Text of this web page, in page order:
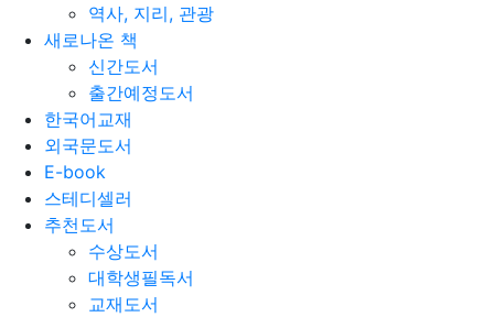
역사, 지리, 관광
새로나온 책
신간도서
출간예정도서
한국어교재
외국문도서
E-book
스테디셀러
추천도서
수상도서
대학생필독서
교재도서